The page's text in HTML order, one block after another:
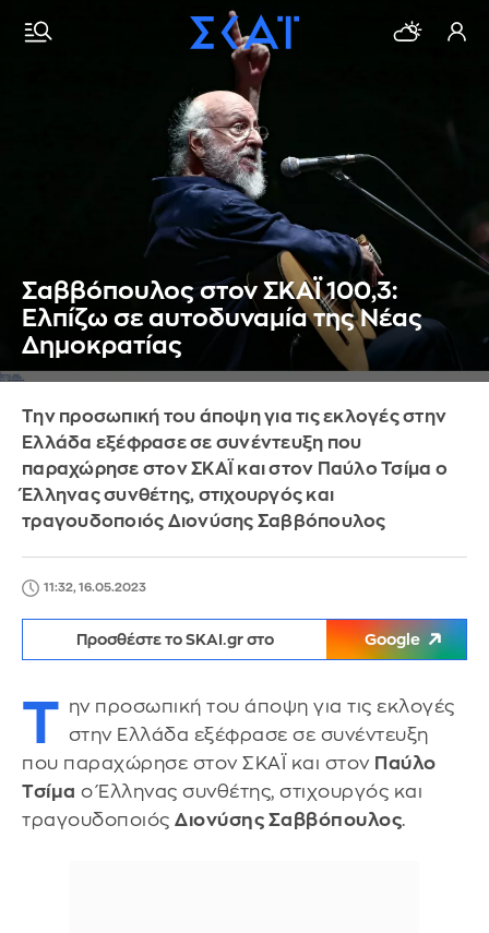
Σαββόπουλος στον ΣΚΑΪ 100,3:
Ελπίζω σε αυτοδυναμία της Νέας
Δημοκρατίας
Την προσωπική του άποψη για τις εκλογές στην
Ελλάδα εξέφρασε σε συνέντευξη που
παραχώρησε στον ΣΚΑΪ και στον Παύλο Τσίμα ο
Έλληνας συνθέτης, στιχουργός και
τραγουδοποιός Διονύσης Σαββόπουλος
11:32, 16.05.2023
Προσθέστε το SKAI.gr στο Google
Τ ην προσωπική του άποψη για τις εκλογές
στην Ελλάδα εξέφρασε σε συνέντευξη
που παραχώρησε στον ΣΚΑΪ και στον Παύλο
Τσίμα ο Έλληνας συνθέτης, στιχουργός και
τραγουδοποιός Διονύσης Σαββόπουλος.